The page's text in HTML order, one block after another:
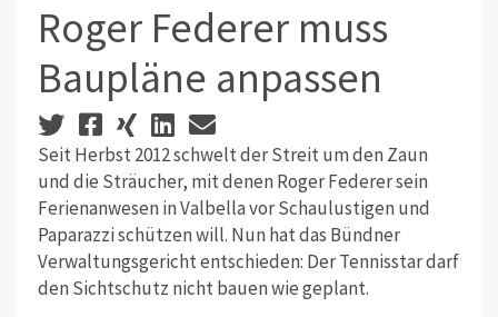
Roger Federer muss
Baupläne anpassen
Seit Herbst 2012 schwelt der Streit um den Zaun
und die Sträucher, mit denen Roger Federer sein
Ferienanwesen in Valbella vor Schaulustigen und
Paparazzi schützen will. Nun hat das Bündner
Verwaltungsgericht entschieden: Der Tennisstar darf
den Sichtschutz nicht bauen wie geplant.